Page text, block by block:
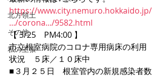
北方領土
その他
私の主張
https://www.city.nemuro.hokkaido.jp/
.../corona.../9582.html
【 3/25　PM4:00 】
市立根室病院のコロナ専用病床の利用
状況　５床／１０床中
■３月２５日　根室管内の新規感染者数